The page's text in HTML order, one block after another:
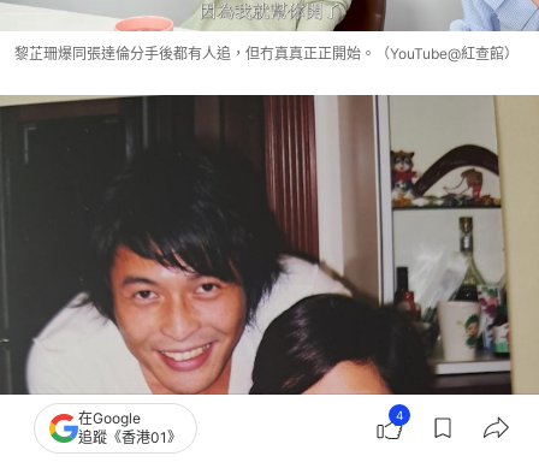
黎芷珊爆同張達倫分手後都有人追，但冇真真正正開始。（YouTube@紅查館）
在Google
追蹤《香港01》
4